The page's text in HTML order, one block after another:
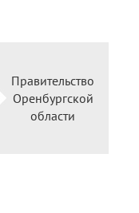
Правительство
Оренбургской
области